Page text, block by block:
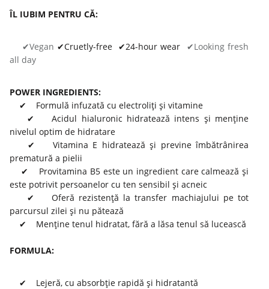
ÎL IUBIM PENTRU CĂ:
✔Vegan ✔Cruetly-free ✔24-hour wear
✔Looking fresh
all day
POWER INGREDIENTS:
✔
Formulă infuzată cu electroliți și vitamine
✔Acidul hialuronic hidratează intens și menține
nivelul optim de hidratare
✔ Vitamina E hidratează și previne îmbătrânirea
prematură a pielii
✔ Provitamina B5 este un ingredient care calmează și
este potrivit persoanelor cu ten sensibil și acneic
✔ Oferă rezistență la transfer machiajului pe tot
parcursul zilei și nu pătează
✔ Menține tenul hidratat, fără a lăsa tenul să lucească
FORMULA:
✔ Lejeră, cu absorbție rapidă și hidratantă